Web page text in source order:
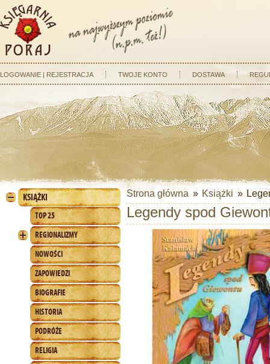
LOGOWANIE | REJESTRACJA TWOJE KONTO DOSTAWA
KSIĄŻKI
TOP 25
REGIONALIZMY
NOWOŚCI
ZAPOWIEDZI
BIOGRAFIE
HISTORIA
PODRÓŻE
RELIGIA
Strona główna » Książki »
Legendy spod